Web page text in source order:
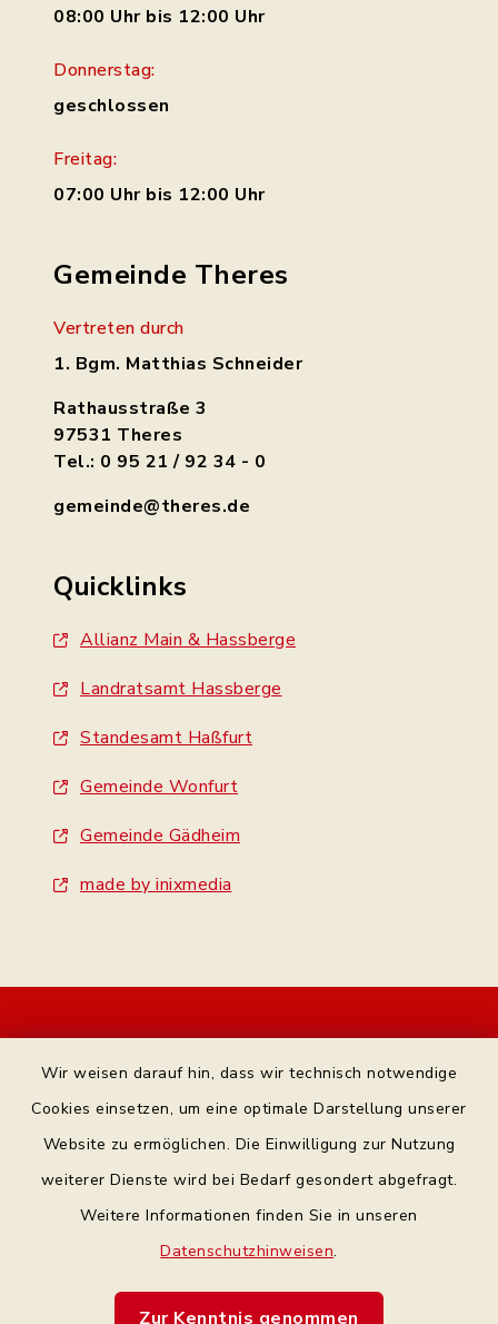
Wir weisen darauf hin, dass wir technisch notwendige
Cookies einsetzen, um eine optimale Darstellung unserer
Website zu ermöglichen. Die Einwilligung zur Nutzung
weiterer Dienste wird bei Bedarf gesondert abgefragt.
Weitere Informationen finden Sie in unseren
Datenschutzhinweisen.
Zur Kenntnis genommen
08:00 Uhr bis 12:00 Uhr
Donnerstag:
geschlossen
Freitag:
07:00 Uhr bis 12:00 Uhr
Gemeinde Theres
Vertreten durch
1. Bgm. Matthias Schneider
Rathausstraße 3
97531 Theres
Tel.: 0 95 21 / 92 34 - 0
gemeinde@theres.de
Quicklinks
Allianz Main & Hassberge
Landratsamt Hassberge
Standesamt Haßfurt
Gemeinde Wonfurt
Gemeinde Gädheim
made by inixmedia
Bankverbindung
Barrierefreiheit